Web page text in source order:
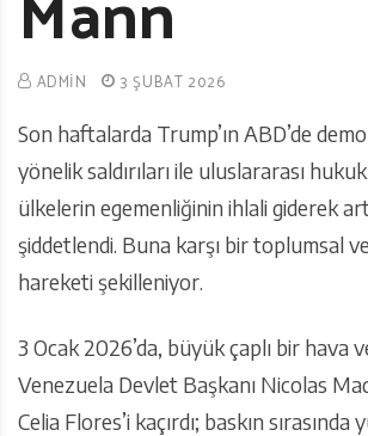
ADMIN 3 ŞUBAT 2026
Son haftalarda Trump’ın ABD’de
yönelik saldırıları ile uluslararası
ülkelerin egemenliğinin ihlali giderek
şiddetlendi. Buna karşı bir toplumsal
hareketi şekilleniyor.
3 Ocak 2026’da, büyük çaplı bir hava
Venezuela Devlet Başkanı Nicolas
Celia Flores’i kaçırdı; baskın sırasında